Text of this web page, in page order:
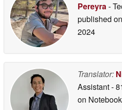
Pereyra-
published
2024
Translator:
Assistant-
on